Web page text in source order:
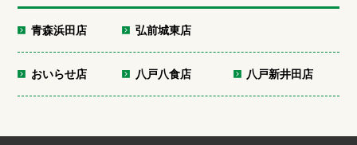
青森浜田店 弘前城東店
おいらせ店 八戸八食店 八戸新井田店